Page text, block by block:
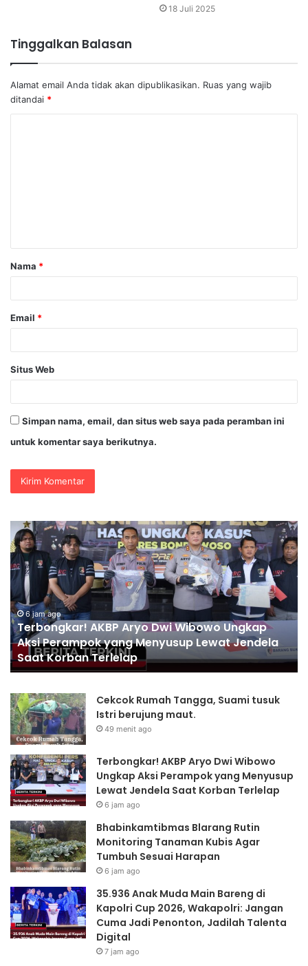
18 Juli 2025
Tinggalkan Balasan
Alamat email Anda tidak akan dipublikasikan. Ruas yang wajib
ditandai *
a
r
Nama *
Email *
Situs Web
Simpan nama, email, dan situs web saya pada peramban ini
untuk komentar saya berikutnya.
Jendela
Bhabinkamtibmas
Blarang
Rutin
Monitoring
Tanaman
Kubis
Agar
Tumbuh
Sesuai
Harapan
6 jam ago
Bhabinkamtibmas Blarang Rutin
Tanaman Kubis Agar Tumbuh Sesuai
Cekcok Rumah Tangga, Suami tusuk
Istri berujung maut.
49 menit ago
Terbongkar! AKBP Aryo Dwi Wibowo
Ungkap Aksi Perampok yang Menyusup
Lewat Jendela Saat Korban Terlelap
6 jam ago
Bhabinkamtibmas Blarang Rutin
Monitoring Tanaman Kubis Agar
Tumbuh Sesuai Harapan
6 jam ago
35.936 Anak Muda Main Bareng di
Kapolri Cup 2026, Wakapolri: Jangan
Cuma Jadi Penonton, Jadilah Talenta
Digital
7 jam ago